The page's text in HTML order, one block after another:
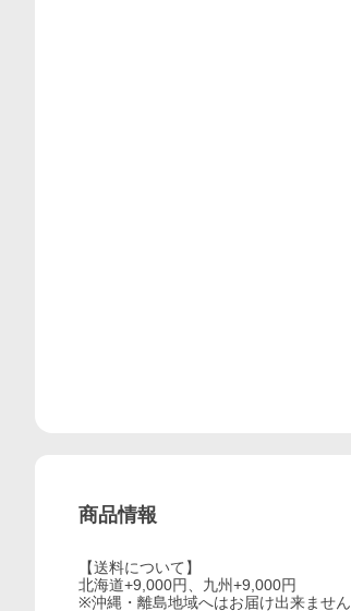
商品情報
【送料について】
北海道+9,000円、九州+9,000円
※沖縄・離島地域へはお届け出来ません